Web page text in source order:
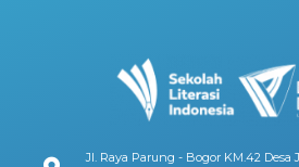
Jl. Raya Parung - Bogor KM.42 Desa